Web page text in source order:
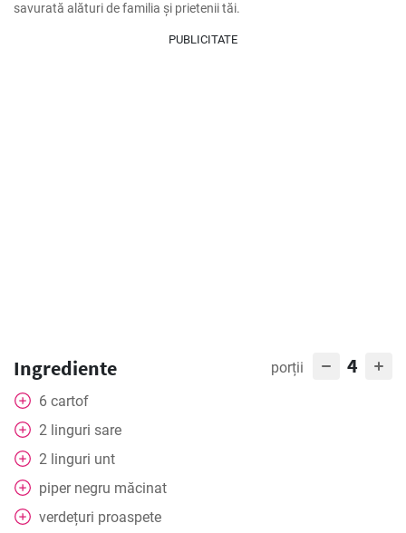
savurată alături de familia și prietenii tăi.
PUBLICITATE
Ingrediente porții 4
6 cartof
2 linguri sare
2 linguri unt
piper negru măcinat
verdețuri proaspete